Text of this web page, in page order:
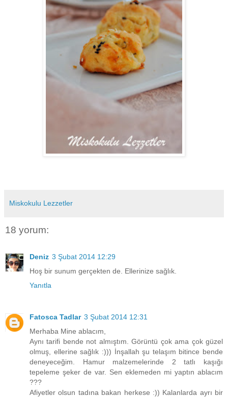
Miskokulu Lezzetler
18 yorum:
Deniz 3 Şubat 2014 12:29
Hoş bir sunum gerçekten de. Ellerinize sağlık.
Yanıtla
Fatosca Tadlar 3 Şubat 2014 12:31
Merhaba Mine ablacım,
Aynı tarifi bende not almıştım. Görüntü çok ama çok güzel
olmuş, ellerine sağlık :))) İnşallah şu telaşım bitince bende
deneyeceğim. Hamur malzemelerinde 2 tatlı kaşığı
tepeleme şeker de var. Sen eklemeden mi yaptın ablacım
???
Afiyetler olsun tadına bakan herkese :)) Kalanlarda ayrı bir